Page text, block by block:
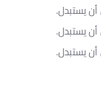
يستبدل.
يستبدل.
يستبدل.